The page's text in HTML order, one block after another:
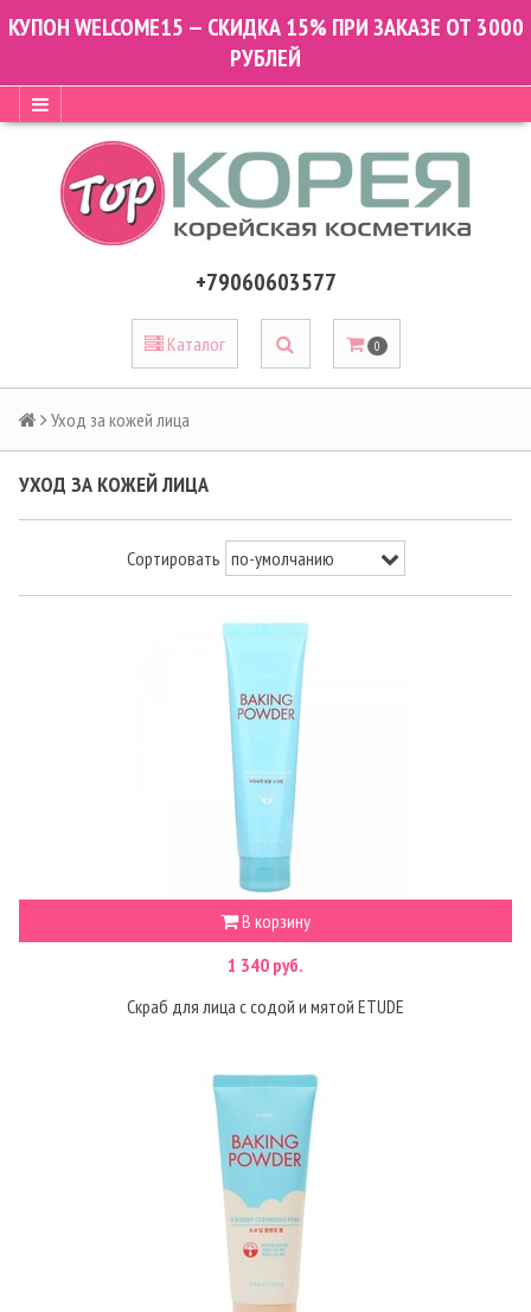
КУПОН WELCOME15 — СКИДКА 15% ПРИ ЗАКАЗЕ ОТ 3000
РУБЛЕЙ
+79060603577
Каталог 0
Уход за кожей лица
УХОД ЗА КОЖЕЙ ЛИЦА
Сортировать
В корзину
1 340 руб.
Скраб для лица с содой и мятой ETUDE